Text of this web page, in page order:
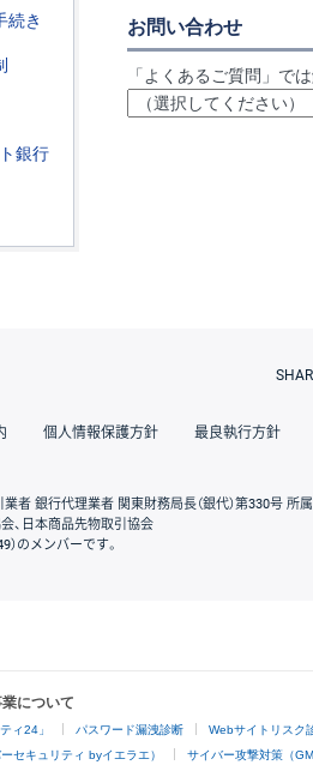
続き
銀行
お問い合わせ
「よくあるご質問」で
個人情報保護方針 最良執行方針
者 銀行代理業者 関東財務局長（銀代）第330号 所
、日本商品先物取引協会
のメンバーです。
について
ィ24」 パスワード漏洩診断 Webサイトリスク
セキュリティ byイエラエ） サイバー攻撃対策（